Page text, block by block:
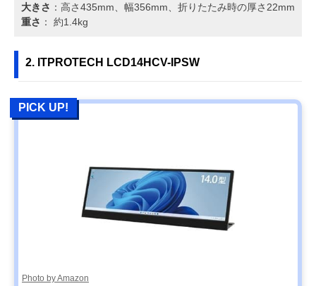
大きさ ：高さ435mm、幅356mm、折りたたみ時の厚さ22mm
重さ ： 約1.4kg
2. ITPROTECH LCD14HCV-IPSW
PICK UP!
Photo by Amazon